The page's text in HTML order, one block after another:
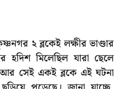
২ ব্লকেই লক্ষীর ভাণ্ডার
হদিশ মিলেছিল যারা ছেলে
আর সেই একই ব্লকে এই ঘটনা